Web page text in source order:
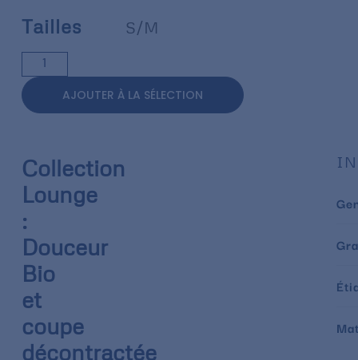
Tailles S/M
AJOUTER À LA SÉLECTION
Collection
Lounge
:
Douceur
Bio
et
coupe
décontractée